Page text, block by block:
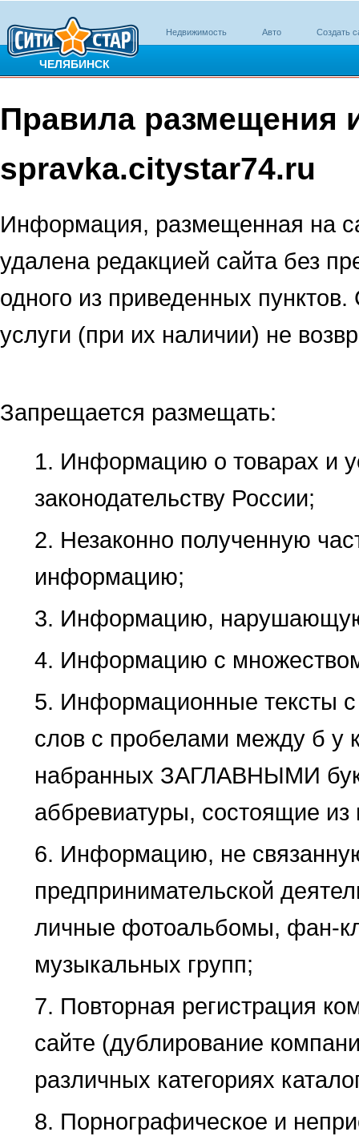
ЧЕЛЯБИНСК
Недвижимость Авто Создать
Правила размещения
spravka.citystar74.ru
Информация, размещенная на
удалена редакцией сайта без
одного из приведенных
услуги (при их наличии) не
Запрещается размещать:
1. Информацию о товарах и
законодательству России;
2. Незаконно полученную
информацию;
3. Информацию, нарушающую
4. Информацию с
5. Информационные тексты с
слов с пробелами между б у
набранных ЗАГЛАВНЫМИ
аббревиатуры, состоящие
6. Информацию, не
предпринимательской
личные фотоальбомы, фан-
музыкальных групп;
7. Повторная регистрация
сайте (дублирование
различных категориях
8. Порнографическое и